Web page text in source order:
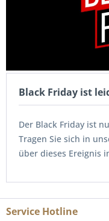
Black Friday ist
Der Black Friday ist
Tragen Sie sich in
über dieses Ereignis
Service Hotline